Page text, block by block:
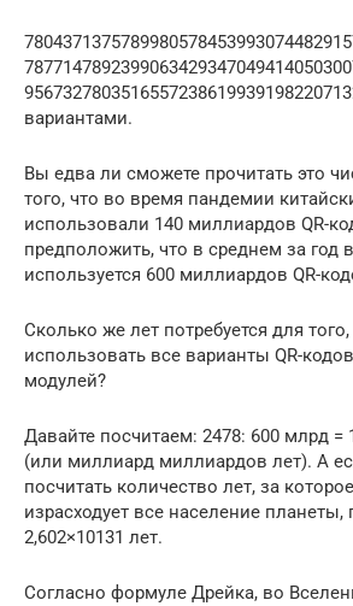
вариантами.
Вы едва ли сможете прочитать это
того, что во время пандемии
использовали 140 миллиардов QR-
предположить, что в среднем за год
используется 600 миллиардов QR-
Сколько же лет потребуется для
использовать все варианты QR-
модулей?
Давайте посчитаем: 2478: 600 млрд =
(или миллиард миллиардов лет). А
посчитать количество лет, за
израсходует все население планеты,
2,602×10131 лет.
Согласно формуле Дрейка, во